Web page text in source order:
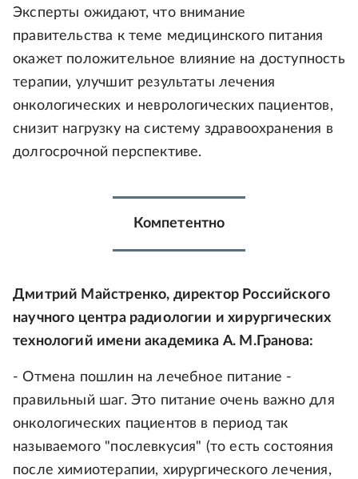
Эксперты ожидают, что внимание
правительства к теме медицинского питания
окажет положительное влияние на доступность
терапии, улучшит результаты лечения
онкологических и неврологических пациентов,
снизит нагрузку на систему здравоохранения в
долгосрочной перспективе.
Компетентно
Дмитрий Майстренко, директор Российского
научного центра радиологии и хирургических
технологий имени академика А. М.Гранова:
- Отмена пошлин на лечебное питание -
правильный шаг. Это питание очень важно для
онкологических пациентов в период так
называемого "послевкусия" (то есть состояния
после химиотерапии, хирургического лечения,